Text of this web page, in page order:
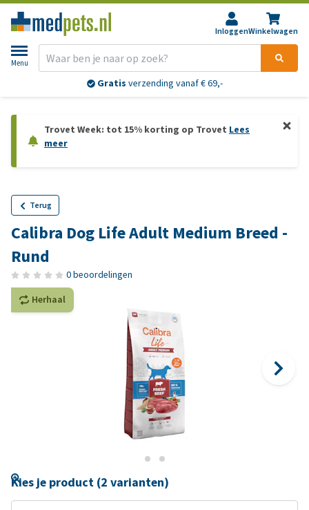
InloggenWinkelwagen
Menu
Gratis verzending vanaf € 69,-
Trovet Week: tot 15% korting op Trovet Lees
meer
Terug
Calibra Dog Life Adult Medium Breed -
Rund
0 beoordelingen
Herhaal
Kies je product (2 varianten)